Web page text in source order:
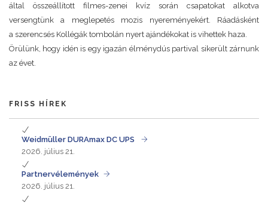
által összeállított filmes-zenei kvíz során csapatokat alkotva
versengtünk a meglepetés mozis nyereményekért. Ráadásként
a szerencsés Kollégák tombolán nyert ajándékokat is vihettek haza.
Örülünk, hogy idén is egy igazán élménydús partival sikerült zárnunk
az évet.
FRISS HÍREK
Weidmüller DURAmax DC UPS
2026. július 21.
Partnervélemények
2026. július 21.